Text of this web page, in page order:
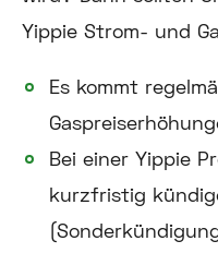
Yippie Strom- und
Es kommt
Bei einer Yippie
kurzfristig